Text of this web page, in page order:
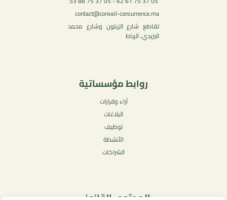
contact@conseil-concurrence.ma
تقاطع شارع الزيتون وشارع محمد
اليزيدي، الرباط
روابط مؤسساتية
آراء وقرارات
البلاغات
توظيف
الأنشطة
الشراكات